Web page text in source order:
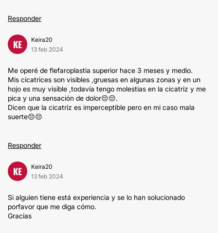
Responder
KE
Keira20
13 feb 2024
Me operé de flefaroplastia superior hace 3 meses y medio.
Mis cicatrices son visibles ,gruesas en algunas zonas y en un
hojo es muy visible ,todavía tengo molestias en la cicatriz y me
pica y una sensación de dolor😔😔.
Dicen que la cicatriz es imperceptible pero en mi caso mala
suerte😔😔
Responder
KE
Keira20
13 feb 2024
Si alguien tiene está experiencia y se lo han solucionado
porfavor que me diga cómo.
Gracias